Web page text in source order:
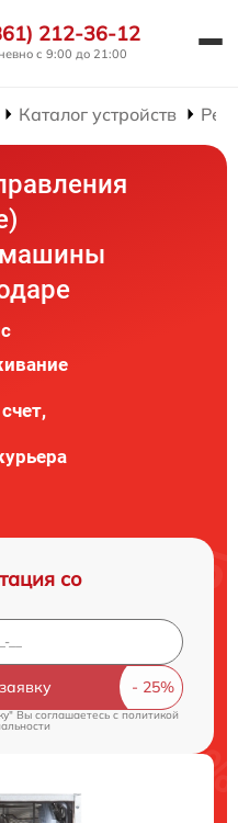
212-36-12
с 9:00 до 21:00
Каталог устройств
машины
со
Вы соглашаетесь cполитикой